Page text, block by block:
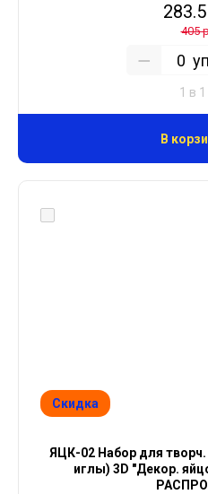
405
уп
1 в 1
В
Скидка
ЯЦК-02 Набор для творч.
иглы) 3D "Декор.